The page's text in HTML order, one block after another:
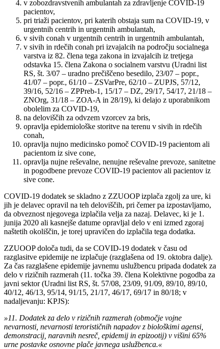
v zobozdravstvenih ambulantah za zdravljenje COVID-19
pacientov,
pri triaži pacientov, pri katerih obstaja sum na COVID-19, v
urgentnih centrih in urgentnih ambulantah,
v sivih conah v urgentnih centrih in urgentnih ambulantah,
v sivih in rdečih conah pri izvajalcih na področju socialnega
varstva iz 82. člena tega zakona in izvajalcih iz tretjega
odstavka 15. člena Zakona o socialnem varstvu (Uradni list
RS, št. 3/07 – uradno prečiščeno besedilo, 23/07 – popr.,
41/07 – popr., 61/10 – ZSVarPre, 62/10 – ZUPJS, 57/12,
39/16, 52/16 – ZPPreb-1, 15/17 – DZ, 29/17, 54/17, 21/18 –
ZNOrg, 31/18 – ZOA-A in 28/19), ki delajo z uporabnikom
obolelim za COVID-19,
na deloviščih za odvzem vzorcev za bris,
opravlja epidemiološke storitve na terenu v sivih in rdečih
conah,
opravlja nujno medicinsko pomoč COVID-19 pacientom ali
pacientom iz sive cone,
opravlja nujne reševalne, nenujne reševalne prevoze, sanitetne
in pogodbene prevoze COVID-19 pacientov ali pacientov iz
sive cone.
COVID-19 dodatek se skladno z ZZUOOP izplača zgolj za ure, ki
jih je delavec opravil na teh deloviščih, pri čemer pa izpostavljamo,
da obveznost njegovega izplačila velja za nazaj. Delavec, ki je 1.
junija 2020 ali kasnejše datume opravljal delo v eni izmed zgoraj
naštetih okoliščin, je torej upravičen do izplačila tega dodatka.
ZZUOOP določa tudi, da se COVID-19 dodatek v času od
razglasitve epidemije ne izplačuje (razglašena od 19. oktobra dalje).
Za čas razglašene epidemije javnemu uslužbencu pripada dodatek za
delo v rizičnih razmerah (11. točka 39. člena Kolektivne pogodba za
javni sektor (Uradni list RS, št. 57/08, 23/09, 91/09, 89/10, 89/10,
40/12, 46/13, 95/14, 91/15, 21/17, 46/17, 69/17 in 80/18; v
nadaljevanju: KPJS):
»11. Dodatek za delo v rizičnih razmerah (območje vojne
nevarnosti, nevarnosti terorističnih napadov z biološkimi agensi,
demonstracij, naravnih nesreč, epidemij in epizootij) v višini 65%
urne postavke osnovne plače javnega uslužbenca.«